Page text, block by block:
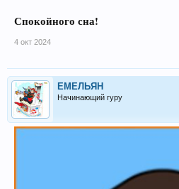
Спокойного сна!
4 окт 2024
ЕМЕЛЬЯН
Начинающий гуру